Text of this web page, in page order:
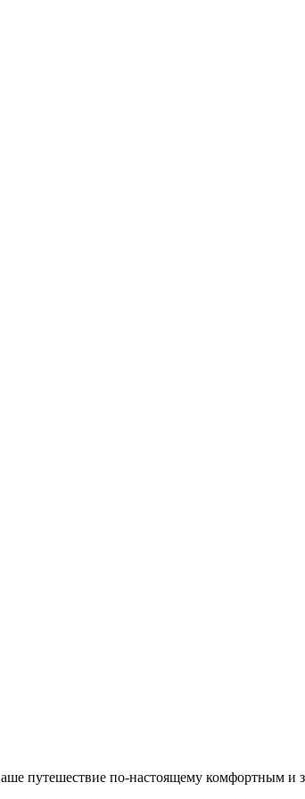
путешествие по‑настоящему комфортным и